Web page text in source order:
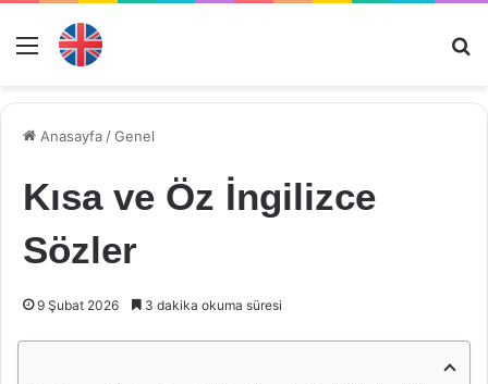
Menü
Anasayfa /Genel
Kısa ve Öz İngilizce
Sözler
9 Şubat 2026 3 dakika okuma süresi